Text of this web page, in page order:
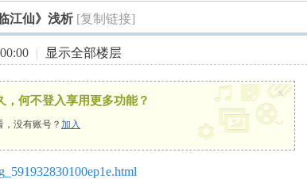
›
江仙》浅析 [复制链接]
| 显示全部楼层
，何不登入享用更多功能？
没有账号？ 加入
x